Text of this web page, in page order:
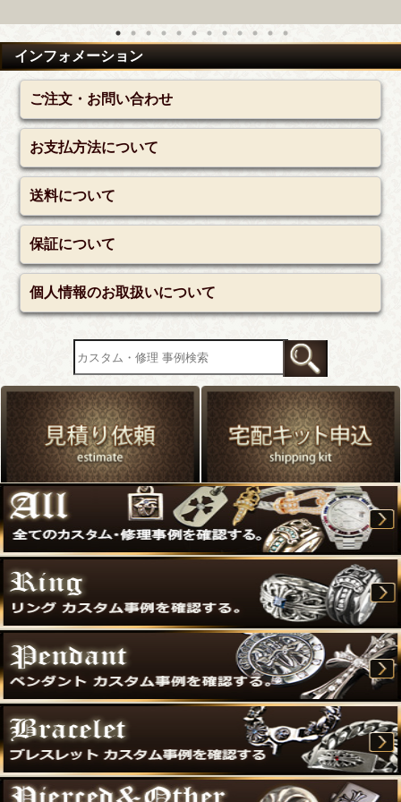
インフォメーション
ご注文・お問い合わせ
お支払方法について
送料について
保証について
個人情報のお取扱いについて